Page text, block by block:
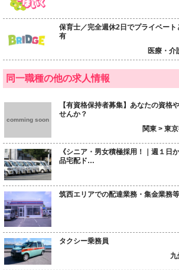
保育士／完全週休2日でプライベー
有
医療・介
同一職種の他の求人情報
comming soon
【有資格保持者募集】あなたの資格
せんか？
関東 > 東
《シニア・男女積極採用！｜週１日
品宅配ド…
筑西エリアでの配達業務・集金業務
タクシー乗務員
九